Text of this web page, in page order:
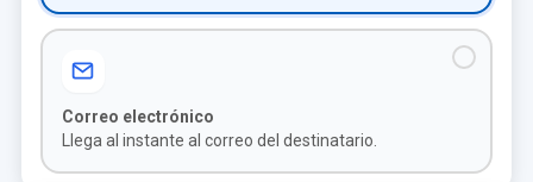
Correo electrónico
Llega al instante al correo del destinatario.